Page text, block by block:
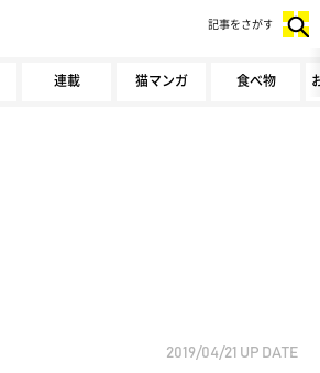
連載 猫マンガ 食べ物
記事をさがす
2019/04/21 UP DATE